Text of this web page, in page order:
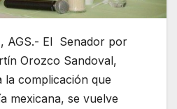
AGS.- El Senador por
Orozco Sandoval,
la complicación que
mexicana, se vuelve